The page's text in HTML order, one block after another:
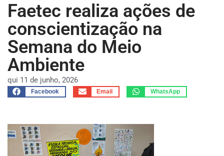
Faetec realiza ações de
conscientização na
Semana do Meio
Ambiente
qui 11 de junho, 2026
Facebook Email WhatsApp